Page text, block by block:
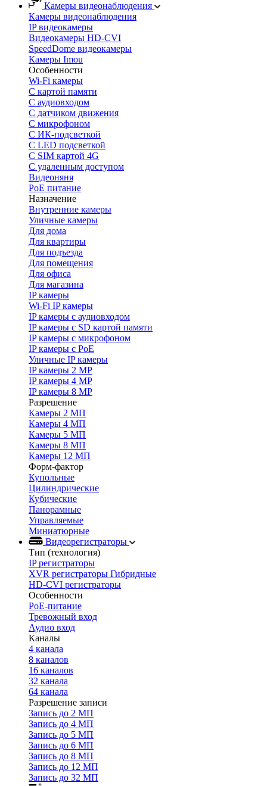
Камеры видеонаблюдения
Камеры видеонаблюдения
IP видеокамеры
Видеокамеры HD-CVI
SpeedDome видеокамеры
Камеры Imou
Особенности
Wi-Fi камеры
С картой памяти
С аудиовходом
С датчиком движения
С микрофоном
С ИК-подсветкой
С LED подсветкой
C SIM картой 4G
C удаленным доступом
Видеоняня
PoE питание
Назначение
Внутренние камеры
Уличные камеры
Для дома
Для квартиры
Для подъезда
Для помещения
Для офиса
Для магазина
IP камеры
Wi-Fi IP камеры
IP камеры с аудиовходом
IP камеры с SD картой памяти
IP камеры с микрофоном
IP камеры с PoE
Уличные IP камеры
IP камеры 2 MP
IP камеры 4 MP
IP камеры 8 MP
Разрешение
Камеры 2 МП
Камеры 4 МП
Камеры 5 МП
Камеры 8 МП
Камеры 12 МП
Форм-фактор
Купольные
Цилиндрические
Кубические
Панорамные
Управляемые
Миниатюрные
Видеорегистраторы
Тип (технология)
IP регистраторы
XVR регистраторы Гибридные
HD-CVI регистраторы
Особенности
PoE-питание
Тревожный вход
Аудио вход
Каналы
4 канала
8 каналов
16 каналов
32 канала
64 канала
Разрешение записи
Запись до 2 МП
Запись до 4 МП
Запись до 5 МП
Запись до 6 МП
Запись до 8 МП
Запись до 12 МП
Запись до 32 МП